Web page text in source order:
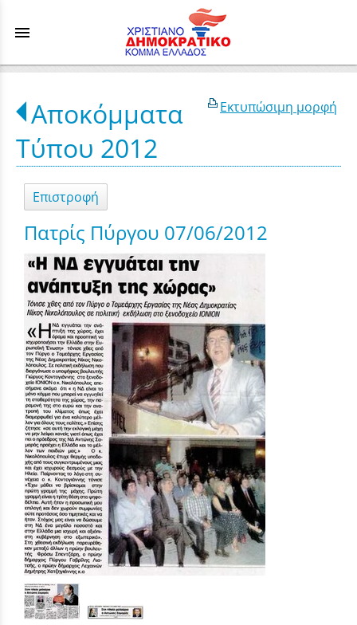
menu
Εκτυπώσιμη μορφή
Αποκόμματα
Τύπου 2012
Επιστροφή
Πατρίς Πύργου 07/06/2012